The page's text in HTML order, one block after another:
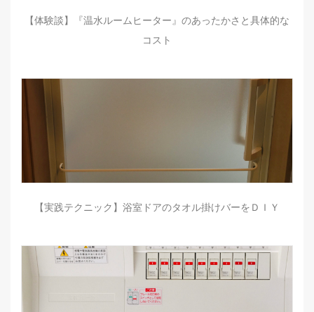
【体験談】『温水ルームヒーター』のあったかさと具体的な
コスト
【実践テクニック】浴室ドアのタオル掛けバーをＤＩＹ